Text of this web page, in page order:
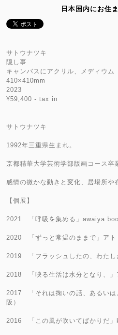
日本国内にお住
サトウナツキ
隠し事
キャンバスにアクリル、メディウム
410×410mm
2023
¥59,400 - tax in
サトウナツキ
1992年三重県生まれ。
京都精華大学芸術学部版画コース卒
感情の微かな動きと変化、居場所や
【個展】
2021 「呼吸を集める」awaiya
2020 「ずっと常温のままで」アト
2019 「フラッシュしたの、わたし
2018 「映る生活は水分となり、」
2017 「それは掬いの話、あるい
阪）
2016 「この風が吹いてばかりだ」